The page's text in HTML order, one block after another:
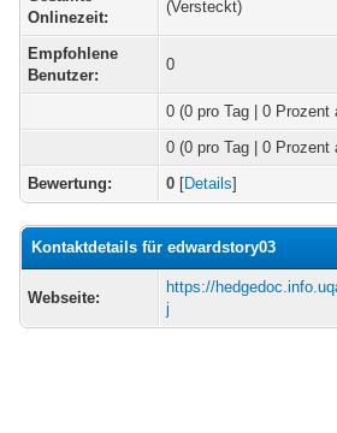
Onlinezeit:
(Versteckt)
Empfohlene
Benutzer:
0
0 (0 pro Tag | 0 Prozent
0 (0 pro Tag | 0 Prozent
Bewertung:
0 [Details]
Kontaktdetails für edwardstory03
Webseite:
https://
j